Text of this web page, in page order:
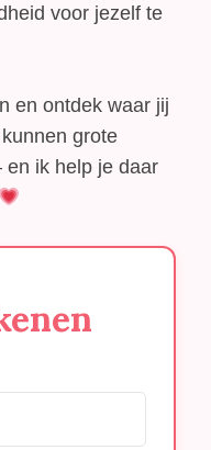
voor jezelf te
en ontdek waar jij
grote
ik help je daar